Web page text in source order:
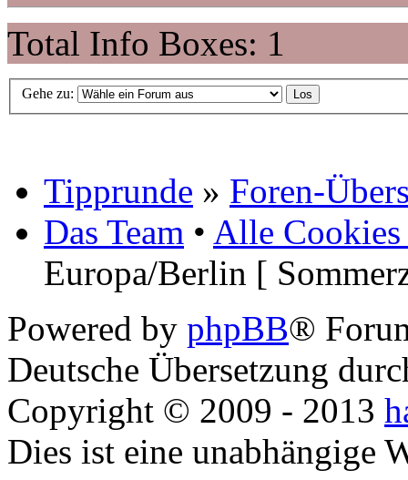
Total Info Boxes: 1
Gehe zu:
Tipprunde » Foren-
Das Team • Alle Cookies
Europa/Berlin [
Powered by phpBB®
Deutsche Übersetzung
Copyright © 2009 - 2013
Dies ist eine unabhängige